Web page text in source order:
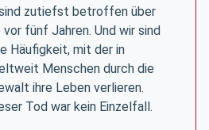
zutiefst betroffen über
fünf Jahren. Und wir sind
Häufigkeit, mit der in
Menschen durch die
ihre Leben verlieren.
Tod war kein Einzelfall.